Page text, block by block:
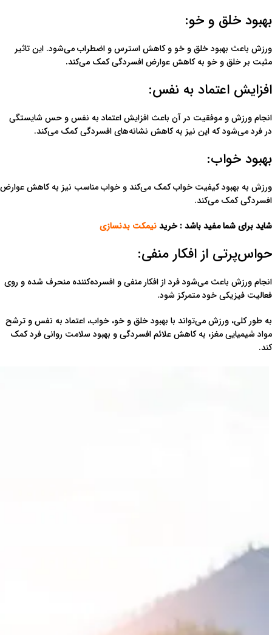
بهبود خلق و خو:
ورزش باعث بهبود خلق و خو و کاهش استرس و اضطراب می‌شود. این تاثیر
مثبت بر خلق و خو به کاهش عوارض افسردگی کمک می‌کند.
افزایش اعتماد به نفس:
انجام ورزش و موفقیت در آن باعث افزایش اعتماد به نفس و حس شایستگی
در فرد می‌شود که این نیز به کاهش نشانه‌های افسردگی کمک می‌کند.
بهبود خواب:
ورزش به بهبود کیفیت خواب کمک می‌کند و خواب مناسب نیز به کاهش عوارض
افسردگی کمک می‌کند.
شاید برای شما مفید باشد : خریدنیمکت بدنسازی
حواس‌پرتی از افکار منفی:
انجام ورزش باعث می‌شود فرد از افکار منفی و افسرده‌کننده منحرف شده و روی
فعالیت فیزیکی خود متمرکز شود.
به طور کلی، ورزش می‌تواند با بهبود خلق و خو، خواب، اعتماد به نفس و ترشح
مواد شیمیایی مغز، به کاهش علائم افسردگی و بهبود سلامت روانی فرد کمک
کند.